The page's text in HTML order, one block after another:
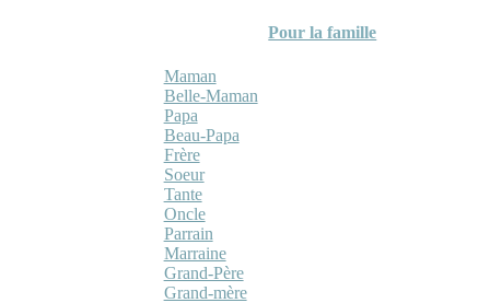
Pour la famille
Maman
Belle-Maman
Papa
Beau-Papa
Frère
Soeur
Tante
Oncle
Parrain
Marraine
Grand-Père
Grand-mère